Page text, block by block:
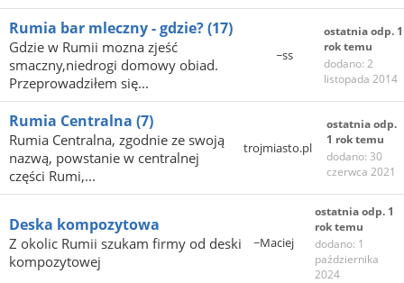
Rumia bar mleczny - gdzie?(17)
Gdzie w Rumii mozna zjeść
smaczny,niedrogi domowy obiad.
Przeprowadziłem się...
~ss
ostatnia odp. 1
rok temu
dodano: 2
listopada 2014
Rumia Centralna (7)
Rumia Centralna, zgodnie ze swoją
nazwą, powstanie w centralnej
części Rumi,...
trojmiasto.pl
ostatnia odp.
1 rok temu
dodano: 30
czerwca 2021
Deska kompozytowa
Z okolic Rumii szukam firmy od deski
kompozytowej
~Maciej
ostatnia odp. 1
rok temu
dodano: 1
października
2024